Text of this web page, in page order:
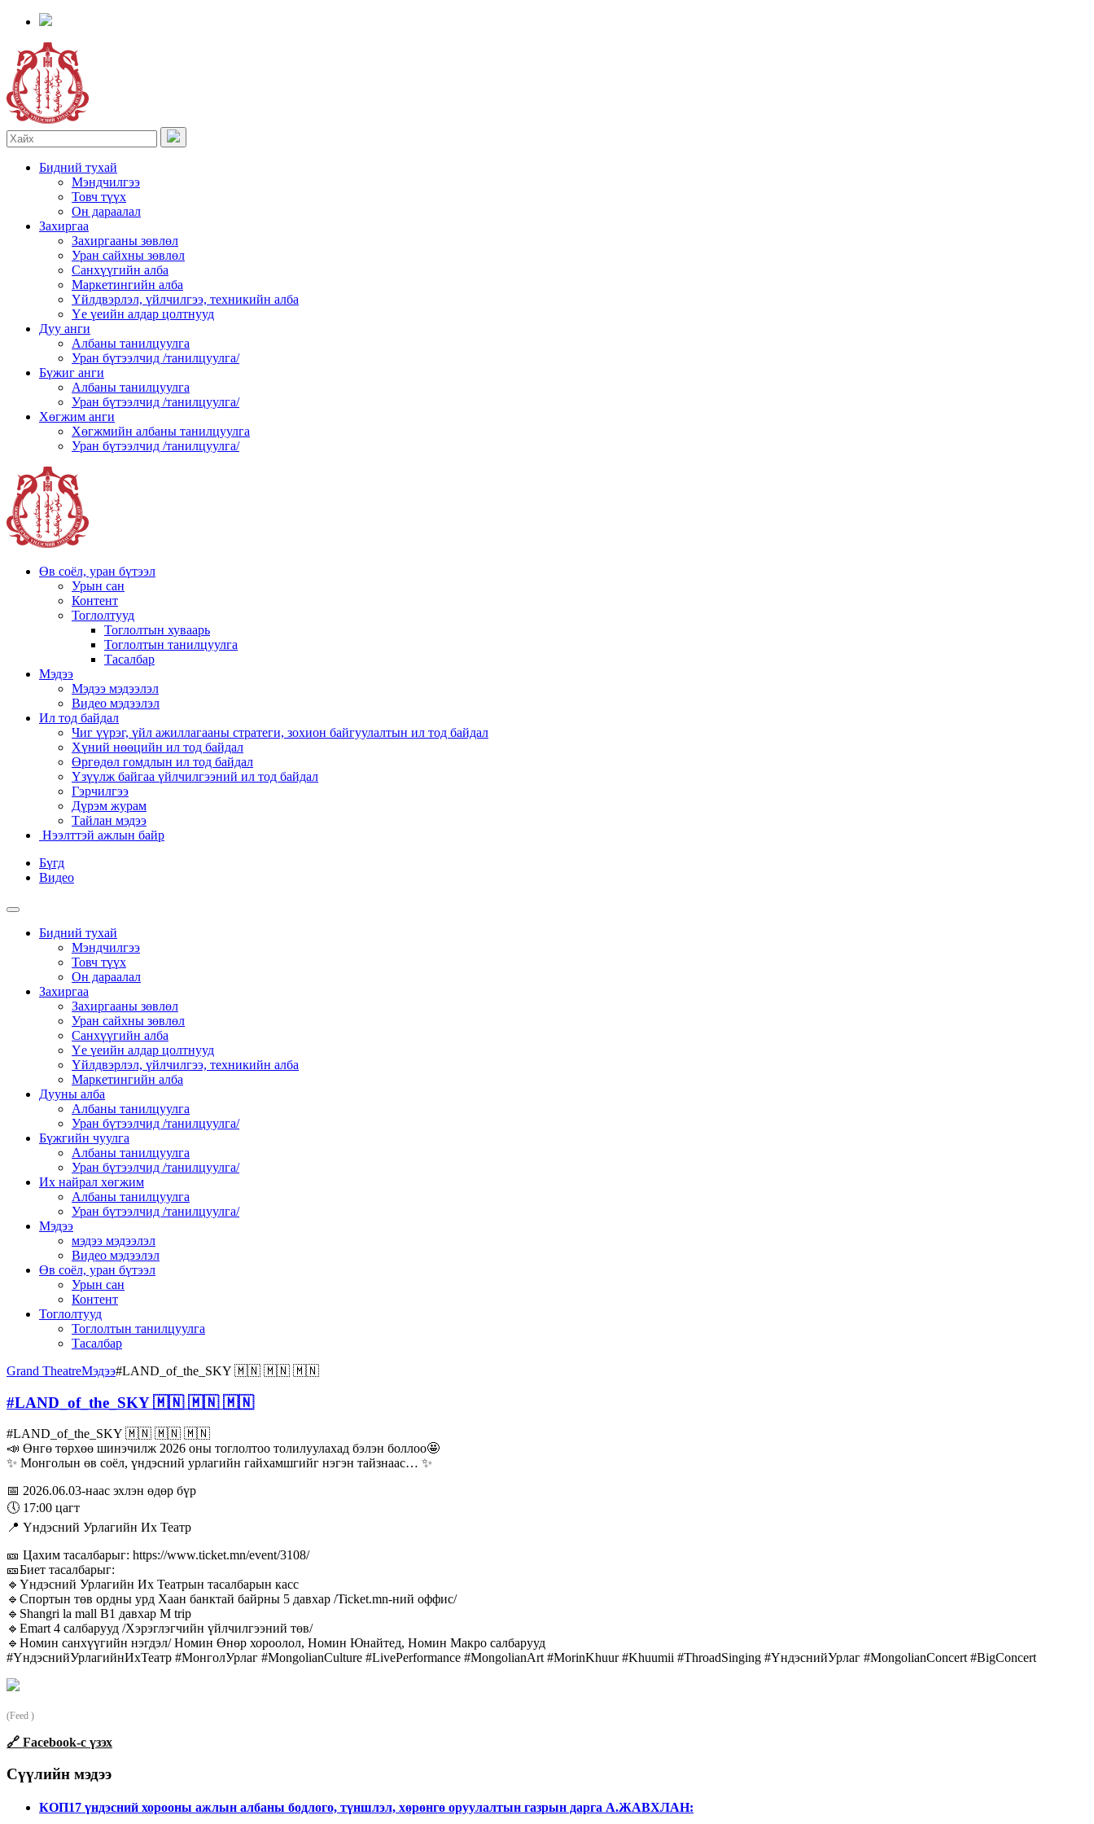
Бидний тухай
Мэндчилгээ
Товч түүх
Он дараалал
Захиргаа
Захиргааны зөвлөл
Уран сайхны зөвлөл
Санхүүгийн алба
Маркетингийн алба
Үйлдвэрлэл, үйлчилгээ, техникийн алба
Үе үеийн алдар цолтнууд
Дуу анги
Албаны танилцуулга
Уран бүтээлчид /танилцуулга/
Бүжиг анги
Албаны танилцуулга
Уран бүтээлчид /танилцуулга/
Хөгжим анги
Хөгжмийн албаны танилцуулга
Уран бүтээлчид /танилцуулга/
Өв соёл, уран бүтээл
Урын сан
Контент
Тоглолтууд
Тоглолтын хуваарь
Тоглолтын танилцуулга
Тасалбар
Мэдээ
Мэдээ мэдээлэл
Видео мэдээлэл
Ил тод байдал
Чиг үүрэг, үйл ажиллагааны стратеги, зохион байгуулалтын ил тод байдал
Хүний нөөцийн ил тод байдал
Өргөдөл гомдлын ил тод байдал
Үзүүлж байгаа үйлчилгээний ил тод байдал
Гэрчилгээ
Дүрэм журам
Тайлан мэдээ
Нээлттэй ажлын байр
Бүгд
Видео
Бидний тухай
Мэндчилгээ
Товч түүх
Он дараалал
Захиргаа
Захиргааны зөвлөл
Уран сайхны зөвлөл
Санхүүгийн алба
Үе үеийн алдар цолтнууд
Үйлдвэрлэл, үйлчилгээ, техникийн алба
Маркетингийн алба
Дууны алба
Албаны танилцуулга
Уран бүтээлчид /танилцуулга/
Бүжгийн чуулга
Албаны танилцуулга
Уран бүтээлчид /танилцуулга/
Их найрал хөгжим
Албаны танилцуулга
Уран бүтээлчид /танилцуулга/
Мэдээ
мэдээ мэдээлэл
Видео мэдээлэл
Өв соёл, уран бүтээл
Урын сан
Контент
Тоглолтууд
Тоглолтын танилцуулга
Тасалбар
Grand TheatreМэдээ#LAND_of_the_SKY 🇲🇳 🇲🇳 🇲🇳
#LAND_of_the_SKY 🇲🇳 🇲🇳 🇲🇳
#LAND_of_the_SKY 🇲🇳 🇲🇳 🇲🇳
📣 Өнгө төрхөө шинэчилж 2026 оны тоглолтоо толилуулахад бэлэн боллоо🤩
✨ Монголын өв соёл, үндэсний урлагийн гайхамшгийг нэгэн тайзнаас… ✨
📅 2026.06.03-наас эхлэн өдөр бүр
🕔 17:00 цагт
📍 Үндэсний Урлагийн Их Театр
🎫 Цахим тасалбарыг: https://www.ticket.mn/event/3108/
🎫Биет тасалбарыг:
🔹Үндэсний Урлагийн Их Театрын тасалбарын касс
🔹Спортын төв ордны урд Хаан банктай байрны 5 давхар /Ticket.mn-ний оффис/
🔹Shangri la mall B1 давхар М trip
🔹Emart 4 салбарууд /Хэрэглэгчийн үйлчилгээний төв/
🔹Номин санхүүгийн нэгдэл/ Номин Өнөр хороолол, Номин Юнайтед, Номин Макро салбарууд
#ҮндэснийУрлагийнИхТеатр #МонголУрлаг #MongolianCulture #LivePerformance #MongolianArt #MorinKhuur #Khuumii #ThroadSinging #ҮндэснийУрлаг #MongolianConcert #BigConcert
(Feed )
🔗 Facebook-с үзэх
Сүүлийн мэдээ
КОП17 үндэсний хорооны ажлын албаны бодлого, түншлэл, хөрөнгө оруулалтын газрын дарга А.ЖАВХЛАН: